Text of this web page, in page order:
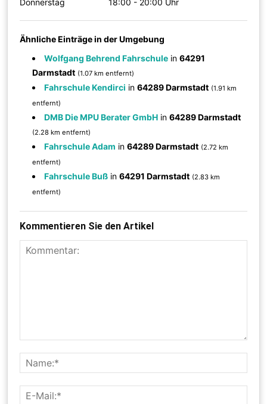
Ähnliche Einträge in der Umgebung
Wolfgang Behrend Fahrschule in64291
Darmstadt (1.07 km entfernt)
Fahrschule Kendirci in64289 Darmstadt (1.91 km
entfernt)
DMB Die MPU Berater GmbH in64289 Darmstadt
(2.28 km entfernt)
Fahrschule Adam in64289 Darmstadt (2.72 km
entfernt)
Fahrschule Buß in64291 Darmstadt (2.83 km
entfernt)
Kommentieren Sie den Artikel